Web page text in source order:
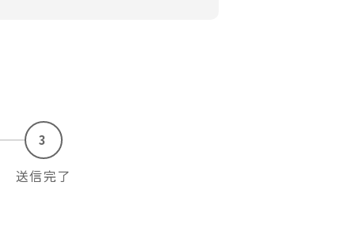
3
送信完了